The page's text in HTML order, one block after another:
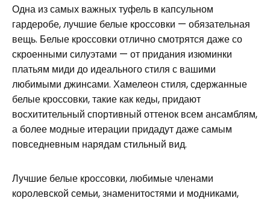
Одна из самых важных туфель в капсульном
гардеробе, лучшие белые кроссовки — обязательная
вещь. Белые кроссовки отлично смотрятся даже со
скроенными силуэтами — от придания изюминки
платьям миди до идеального стиля с вашими
любимыми джинсами. Хамелеон стиля, сдержанные
белые кроссовки, такие как кеды, придают
восхитительный спортивный оттенок всем ансамблям,
а более модные итерации придадут даже самым
повседневным нарядам стильный вид.
Лучшие белые кроссовки, любимые членами
королевской семьи, знаменитостями и модниками,